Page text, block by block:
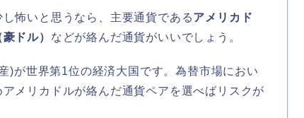
怖いと思うなら、主要通貨であるアメリカド
ドル） などが絡んだ通貨がいいでしょう。
)が世界第1位の経済大国です。為替市場におい
メリカドルが絡んだ通貨ペアを選べばリスクが